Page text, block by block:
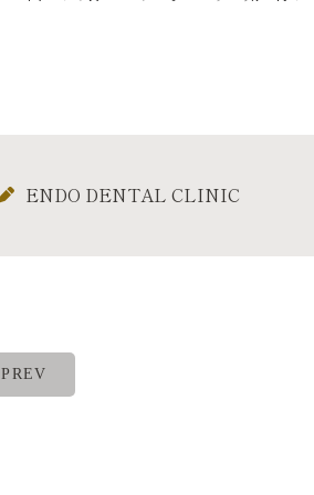
ENDO DENTAL CLINIC
PREV